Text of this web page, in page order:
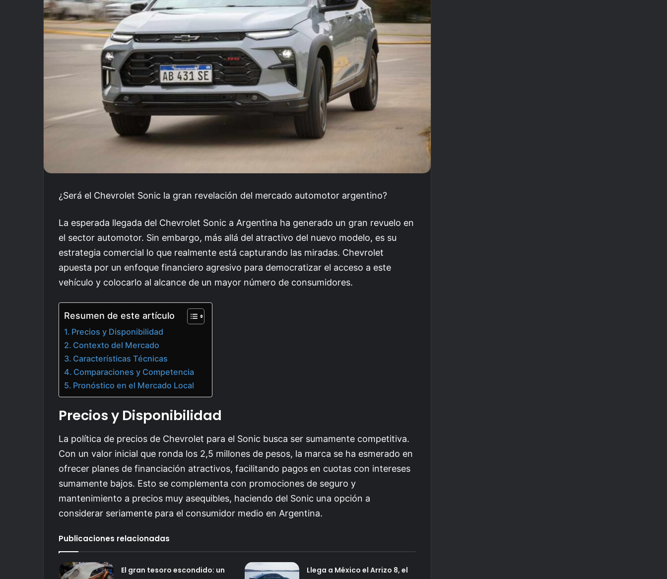
¿Será el Chevrolet Sonic la gran revelación del mercado automotor argentino?
La esperada llegada del Chevrolet Sonic a Argentina ha generado un gran revuelo en
el sector automotor. Sin embargo, más allá del atractivo del nuevo modelo, es su
estrategia comercial lo que realmente está capturando las miradas. Chevrolet
apuesta por un enfoque financiero agresivo para democratizar el acceso a este
vehículo y colocarlo al alcance de un mayor número de consumidores.
Resumen de este artículo
Precios y Disponibilidad
Contexto del Mercado
Características Técnicas
Comparaciones y Competencia
Pronóstico en el Mercado Local
Precios y Disponibilidad
La política de precios de Chevrolet para el Sonic busca ser sumamente competitiva.
Con un valor inicial que ronda los 2,5 millones de pesos, la marca se ha esmerado en
ofrecer planes de financiación atractivos, facilitando pagos en cuotas con intereses
sumamente bajos. Esto se complementa con promociones de seguro y
mantenimiento a precios muy asequibles, haciendo del Sonic una opción a
considerar seriamente para el consumidor medio en Argentina.
Publicaciones relacionadas
El gran tesoro escondido: un
Llega a México el Arrizo 8, el